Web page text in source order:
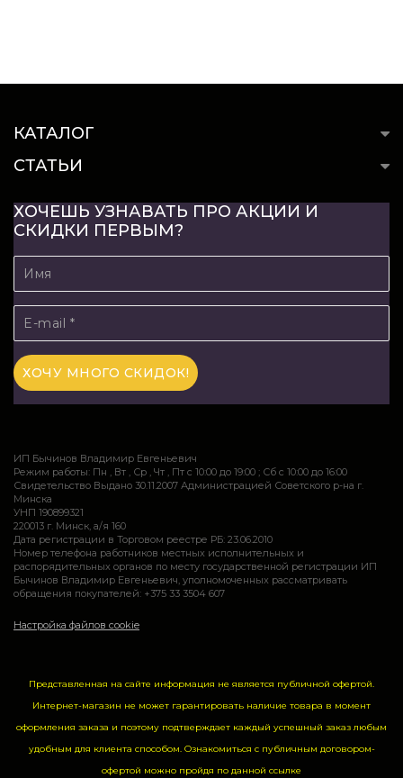
КАТАЛОГ
СТАТЬИ
ХОЧЕШЬ УЗНАВАТЬ ПРО АКЦИИ И
СКИДКИ ПЕРВЫМ?
ИП Бычинов Владимир Евгеньевич
Режим работы: Пн , Вт , Ср , Чт , Пт c 10:00 до 19:00 ; Сб c 10:00 до 16:00
Свидетельство Выдано 30.11.2007 Администрацией Советского р-на г.
Минска
УНП 190899321
220013 г. Минск, а/я 160
Дата регистрации в Торговом реестре РБ: 23.06.2010
Номер телефона работников местных исполнительных и
распорядительных органов по месту государственной регистрации ИП
Бычинов Владимир Евгеньевич, уполномоченных рассматривать
обращения покупателей: +375 33 3504 607
Настройка файлов cookie
Представленная на сайте информация не является публичной офертой.
Интернет-магазин не может гарантировать наличие товара в момент
оформления заказа и поэтому подтверждает каждый успешный заказ любым
удобным для клиента способом. Ознакомиться с публичным договором-
офертой можно пройдя по данной ссылке